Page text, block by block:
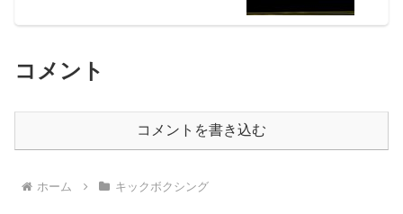
コメント
コメントを書き込む
ホーム キックボクシング